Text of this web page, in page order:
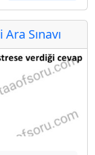
Sınavı